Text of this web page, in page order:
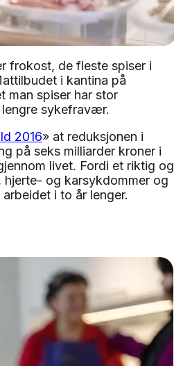
frokost, de fleste spiser i
i kantina på
man spiser har stor
sykefravær.
2016» at reduksjonen i
på seks milliarder kroner i
livet. Fordi et riktig og
og karsykdommer og
i to år lenger.